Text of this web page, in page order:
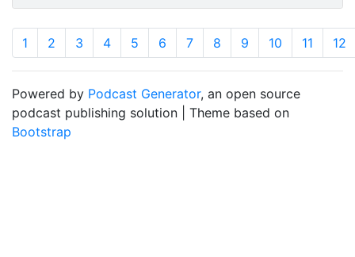
1 2 3 4 5 6 7 8 9 10 11 12
Powered by Podcast Generator, an open source
podcast publishing solution | Theme based on
Bootstrap